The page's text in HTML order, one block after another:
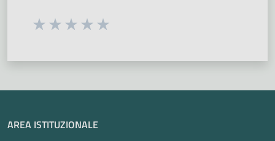
Seleziona una valutazione da 1 a 5 stelle
AREA ISTITUZIONALE